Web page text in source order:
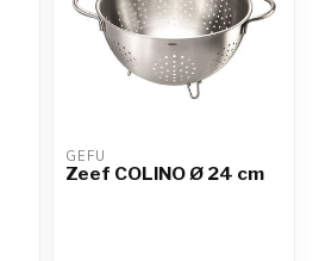
GEFU
Zeef COLINO Ø 24 cm